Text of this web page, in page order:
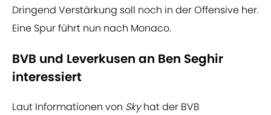
Dringend Verstärkung soll noch in der Offensive her.
Eine Spur führt nun nach Monaco.
BVB und Leverkusen an Ben Seghir
interessiert
Laut Informationen von Skyhat der BVB